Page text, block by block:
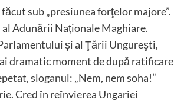
sub „presiunea forţelor majore”.
Adunării Naţionale Maghiare.
şi al Ţării Ungureşti,
dramatic moment de după ratificare
sloganul: „Nem, nem soha!”
Cred în reînvierea Ungariei